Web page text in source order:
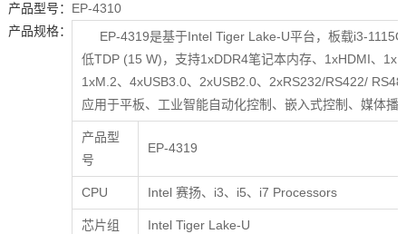
产品型号： EP-4310
产品规格：
EP-4319是基于Intel Tiger Lake-U平台，板载i3-
低TDP (15 W)，支持1xDDR4笔记本内存、1xHDMI、
1xM.2、4xUSB3.0、2xUSB2.0、2xRS232/RS422/
应用于平板、工业智能自动化控制、嵌入式控制、媒体播
产品型
号
EP-4319
CPU Intel 赛扬、i3、i5、i7 Processors
芯片组 Intel Tiger Lake-U